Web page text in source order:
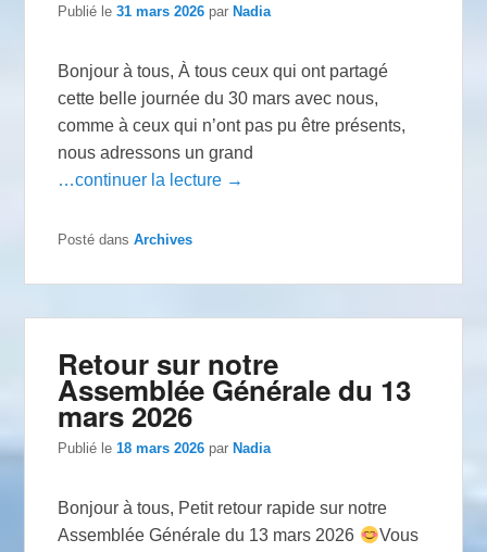
Publié le31 mars 2026 parNadia
Bonjour à tous, À tous ceux qui ont partagé
cette belle journée du 30 mars avec nous,
comme à ceux qui n’ont pas pu être présents,
nous adressons un grand
…continuer la lecture →
Posté dans Archives
Retour sur notre
Assemblée Générale du 13
mars 2026
Publié le18 mars 2026 par Nadia
Bonjour à tous, Petit retour rapide sur notre
Assemblée Générale du 13 mars 2026
Vous